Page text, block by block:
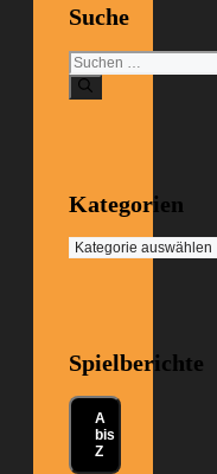
Suche
Suchen
nach:
Kategorien
Kategorien
Spielberichte
A
bis
Z